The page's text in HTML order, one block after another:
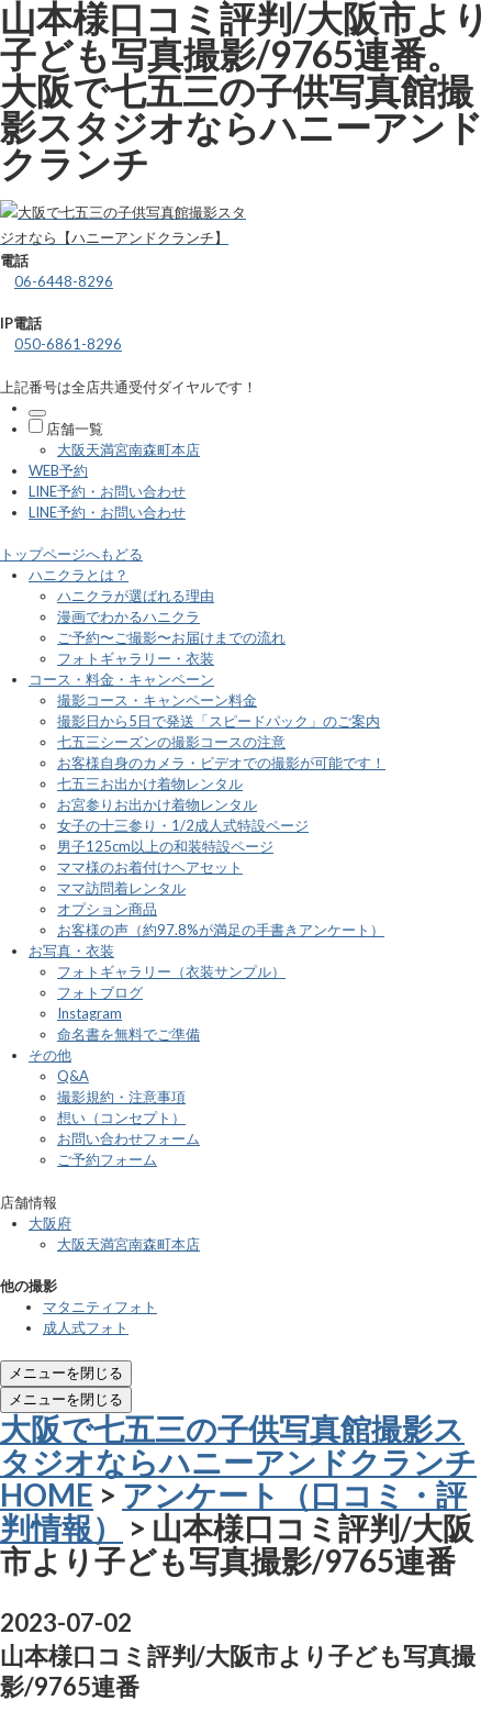
山本様口コミ評判/大阪市より
子ども写真撮影/9765連番。
大阪で七五三の子供写真館撮
影スタジオならハニーアンド
クランチ
電話
06-6448-8296
IP電話
050-6861-8296
上記番号は全店共通受付ダイヤルです！
店舗一覧
大阪天満宮南森町本店
WEB予約
LINE予約・お問い合わせ
LINE予約・お問い合わせ
トップページへもどる
ハニクラとは？
ハニクラが選ばれる理由
漫画でわかるハニクラ
ご予約〜ご撮影〜お届けまでの流れ
フォトギャラリー・衣装
コース・料金・キャンペーン
撮影コース・キャンペーン料金
撮影日から5日で発送「スピードパック」のご案内
七五三シーズンの撮影コースの注意
お客様自身のカメラ・ビデオでの撮影が可能です！
七五三お出かけ着物レンタル
お宮参りお出かけ着物レンタル
女子の十三参り・1/2成人式特設ページ
男子125cm以上の和装特設ページ
ママ様のお着付けヘアセット
ママ訪問着レンタル
オプション商品
お客様の声（約97.8%が満足の手書きアンケート）
お写真・衣装
フォトギャラリー（衣装サンプル）
フォトブログ
Instagram
命名書を無料でご準備
その他
Q&A
撮影規約・注意事項
想い（コンセプト）
お問い合わせフォーム
ご予約フォーム
店舗情報
大阪府
大阪天満宮南森町本店
他の撮影
マタニティフォト
成人式フォト
メニューを閉じる
メニューを閉じる
大阪で七五三の子供写真館撮影ス
タジオならハニーアンドクランチ
HOME > アンケート（口コミ・評
判情報）
> 山本様口コミ評判/大阪
市より子ども写真撮影/9765連番
2023-07-02
山本様口コミ評判/大阪市より子ども写真撮
影/9765連番